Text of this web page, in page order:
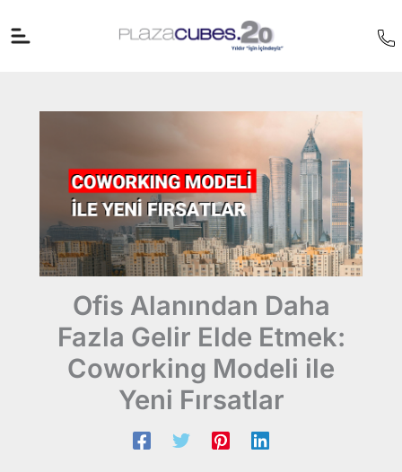
atla
Ofis Alanından Daha
Fazla Gelir Elde Etmek:
Coworking Modeli ile
Yeni Fırsatlar